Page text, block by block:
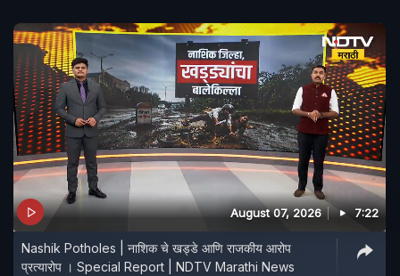
August 07, 2026 7:22
Nashik Potholes | नाशिक चे खड्डे आणि राजकीय आरोप
प्रत्यारोप । Special Report | NDTV Marathi News